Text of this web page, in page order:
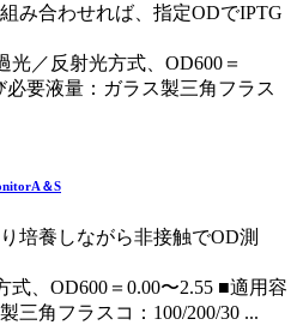
み合わせれば、指定ODでIPTG
／反射光方式、OD600＝
必要液量：ガラス製三角フラス
＆S
培養しながら非接触でOD測
、OD600＝0.00〜2.55 ■適用容
三角フラスコ：100/200/30 ...